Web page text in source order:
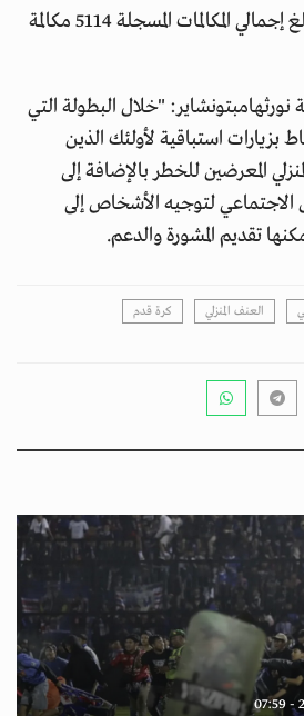
الأسابيع الأربعة، حيث بلغ إجمالي المكالمات المسجلة 5114 مكالمة
"خلال البطولة التي
بزيارات استباقية لأولئك الذين
المعرضين للخطر بالإضافة إلى
لتوجيه الأشخاص إلى
تقديم المشورة والدعم.
العنف المنزلي
كرة قدم